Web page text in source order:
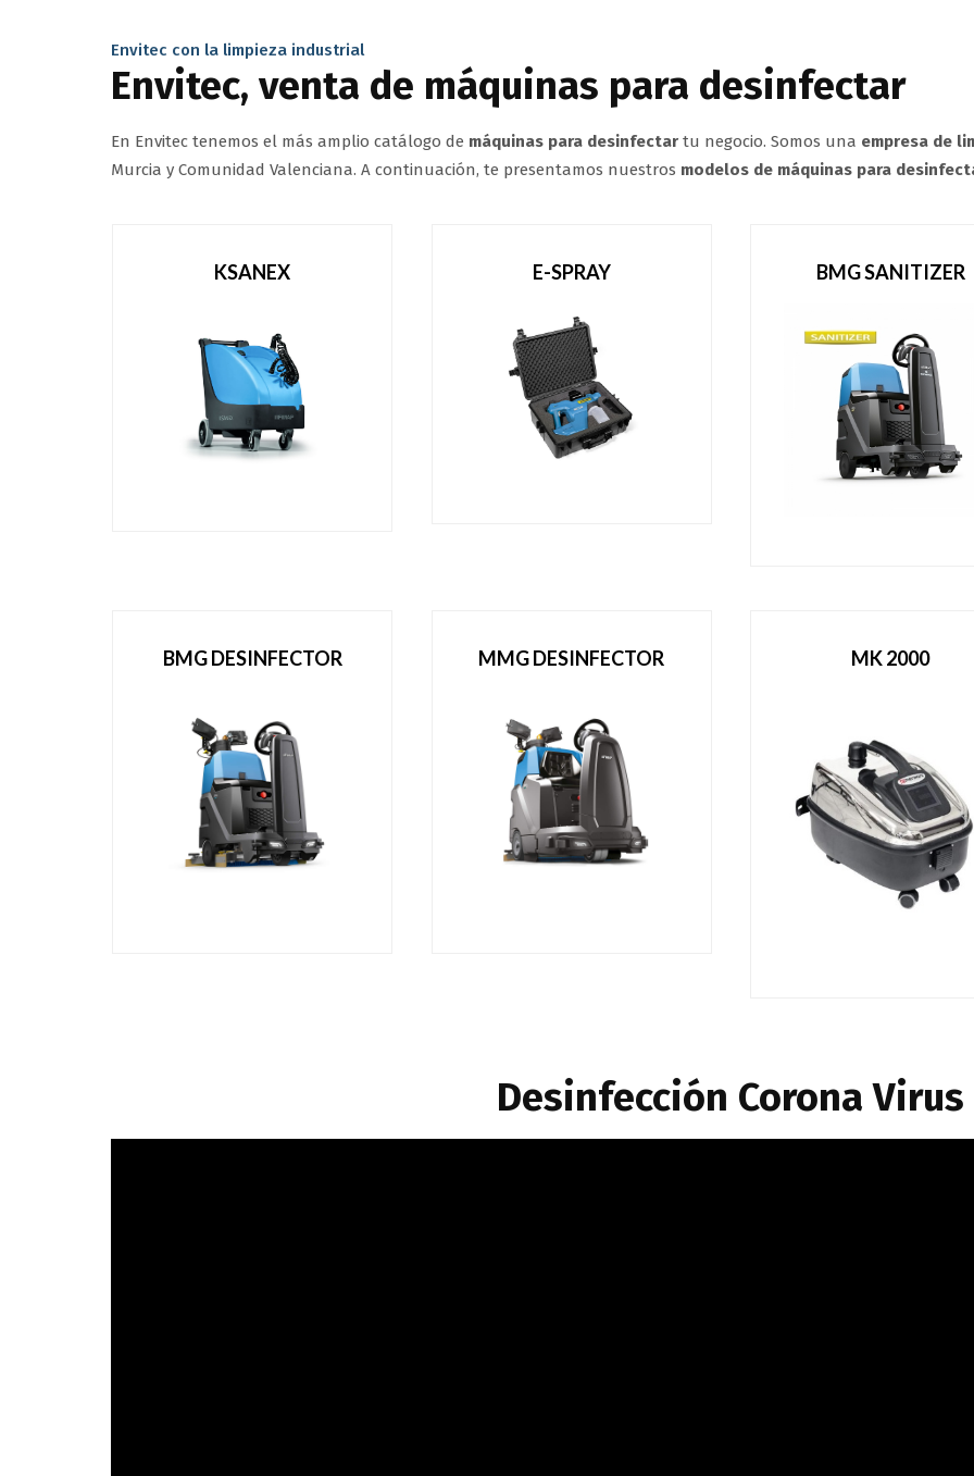
Envitec con la limpieza industrial
Envitec, venta de máquinas para desinfectar
En Envitec tenemos el más amplio catálogo de máquinas para desinfectar tu negocio. Somos una empresa de
Murcia y Comunidad Valenciana. A continuación, te presentamos nuestros modelos de máquinas para
KSANEX E-SPRAY BMG SANITIZER
BMG DESINFECTOR MMG DESINFECTOR MK 2000
Desinfección Corona Virus